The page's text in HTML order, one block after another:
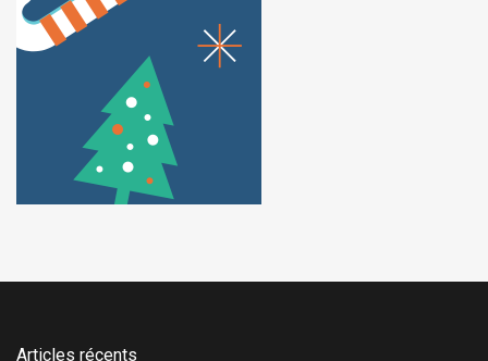
Articles récents